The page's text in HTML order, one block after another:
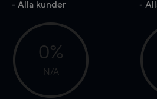
- Alla kunder
0%
N/A
-